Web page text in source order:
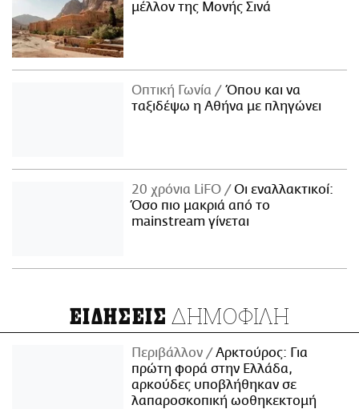
μέλλον της Μονής Σινά
Οπτική Γωνία
Όπου και να
ταξιδέψω η Αθήνα με πληγώνει
20 χρόνια LiFO
Οι εναλλακτικοί:
Όσο πιο μακριά από το
mainstream γίνεται
ΕΙΔΗΣΕΙΣ ΔΗΜΟΦΙΛΗ
Περιβάλλον
Αρκτούρος: Για
πρώτη φορά στην Ελλάδα,
αρκούδες υποβλήθηκαν σε
λαπαροσκοπική ωοθηκεκτομή